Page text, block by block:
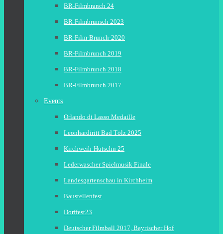
BR-Filmbranch 24
BR-Filmbrunsch 2023
BR-Film-Brunch-2020
BR-Filmbrunch 2019
BR-Filmbrunch 2018
BR-Filmbrunch 2017
Events
Orlando di Lasso Medaille
Leonhardiritt Bad Tölz 2025
Kirchweih-Hutschn 25
Lederwascher Spielmusik Finale
Landesgartenschau in Kirchheim
Baustellenfest
Dorffest23
Deutscher Filmball 2017, Bayrischer Hof